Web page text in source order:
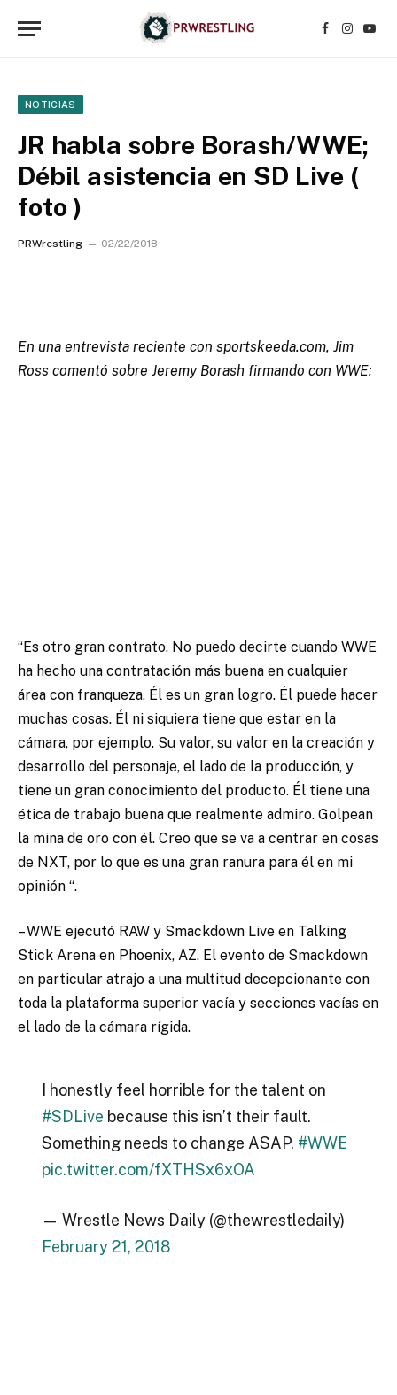
Facebook
NOTICIAS
JR habla sobre Borash/WWE;
Débil asistencia en SD Live (
foto )
PRWrestling 02/22/2018
En una entrevista reciente con sportskeeda.com, Jim
Ross comentó sobre Jeremy Borash firmando con WWE:
“Es otro gran contrato. No puedo decirte cuando WWE
ha hecho una contratación más buena en cualquier
área con franqueza. Él es un gran logro. Él puede hacer
muchas cosas. Él ni siquiera tiene que estar en la
cámara, por ejemplo. Su valor, su valor en la creación y
desarrollo del personaje, el lado de la producción, y
tiene un gran conocimiento del producto. Él tiene una
ética de trabajo buena que realmente admiro. Golpean
la mina de oro con él. Creo que se va a centrar en cosas
de NXT, por lo que es una gran ranura para él en mi
opinión “.
– WWE ejecutó RAW y Smackdown Live en Talking
Stick Arena en Phoenix, AZ. El evento de Smackdown
en particular atrajo a una multitud decepcionante con
toda la plataforma superior vacía y secciones vacías en
el lado de la cámara rígida.
I honestly feel horrible for the talent on
#SDLive because this isn’t their fault.
Something needs to change ASAP. #WWE
pic.twitter.com/fXTHSx6xOA
— Wrestle News Daily (@thewrestledaily)
February 21, 2018